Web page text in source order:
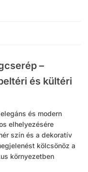
–
és kültéri
elegáns és modern
elhelyezésére
szín és a dekoratív
kölcsönöz a
környezetben